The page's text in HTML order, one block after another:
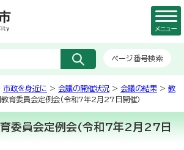
ページ番号検索
メニュー
市政を身近に > 会議の開催状況 > 会議の結果 > 教
育委員会定例会(令和7年2月27日開催）
委員会定例会(令和7年2月27日